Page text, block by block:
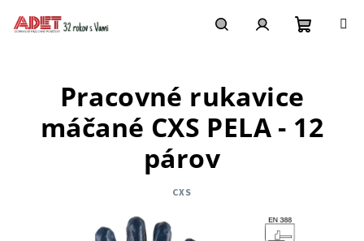
košík
Pracovné rukavice
máčané CXS PELA - 12
párov
CXS